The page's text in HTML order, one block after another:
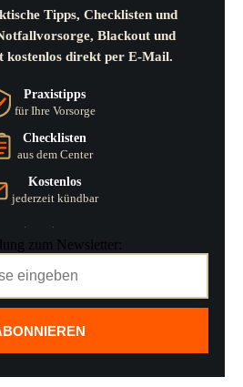
Tipps, Checklisten und
Blackout und
kostenlos direkt per E-Mail.
Praxistipps
für Ihre Vorsorge
Checklisten
aus dem Center
Kostenlos
jederzeit kündbar
zum Newsletter: